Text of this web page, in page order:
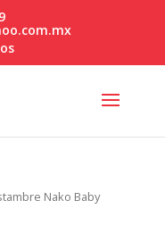
Nako Baby